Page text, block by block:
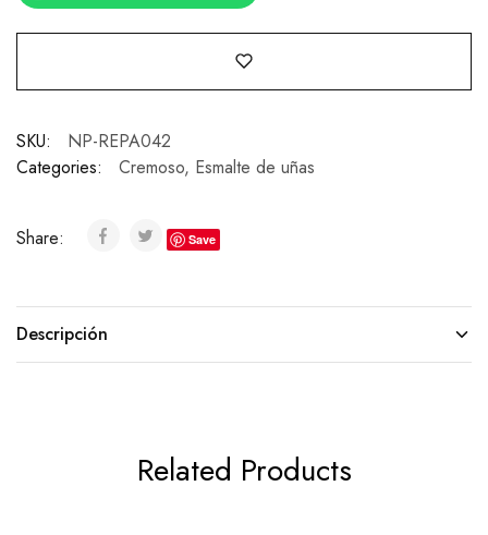
SKU:
NP-REPA042
Categories:
Cremoso, Esmalte de uñas
Share: Save
Descripción
Related Products